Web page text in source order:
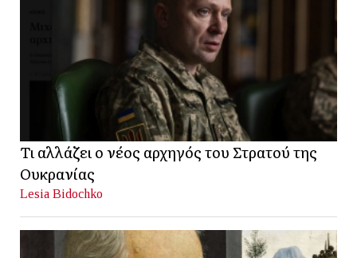
Τι αλλάζει ο νέος αρχηγός του Στρατού της
Ουκρανίας
Lesia Bidochko